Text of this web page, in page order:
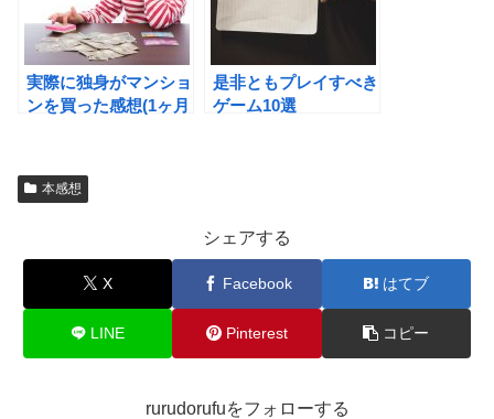
実際に独身がマンショ
ンを買った感想(1ヶ月
是非ともプレイすべき
ゲーム10選
本感想
シェアする
X Facebook はてブ
LINE Pinterest コピー
rurudorufuをフォローする